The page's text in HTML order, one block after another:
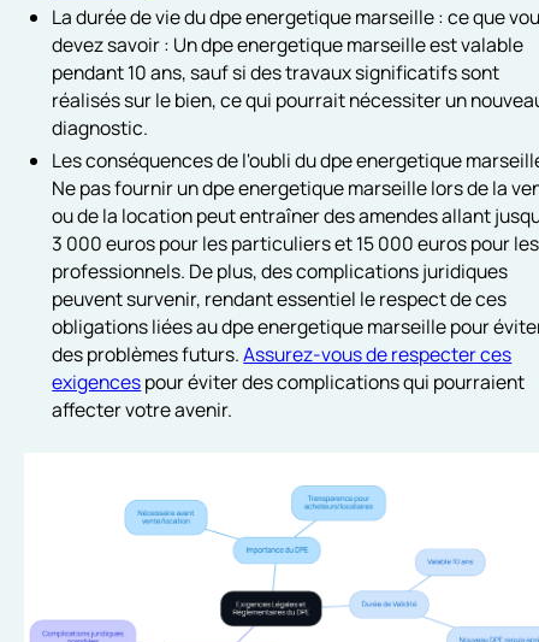
La durée de vie du dpe energetique marseille : ce que
devez savoir : Un dpe energetique marseille est valable
pendant 10 ans, sauf si des travaux significatifs sont
réalisés sur le bien, ce qui pourrait nécessiter un
diagnostic.
Les conséquences de l'oubli du dpe energetique
Ne pas fournir un dpe energetique marseille lors de la
ou de la location peut entraîner des amendes allant
3 000 euros pour les particuliers et 15 000 euros pour les
professionnels. De plus, des complications juridiques
peuvent survenir, rendant essentiel le respect de ces
obligations liées au dpe energetique marseille pour
des problèmes futurs.Assurez-vous de respecter ces
exigencespour éviter des complications qui pourraient
affecter votre avenir.